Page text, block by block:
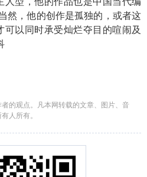
然，他的创作是孤独的，或者这
以同时承受灿烂夺目的喧闹及
的观点。凡本网转载的文章、图片、音
人所有。